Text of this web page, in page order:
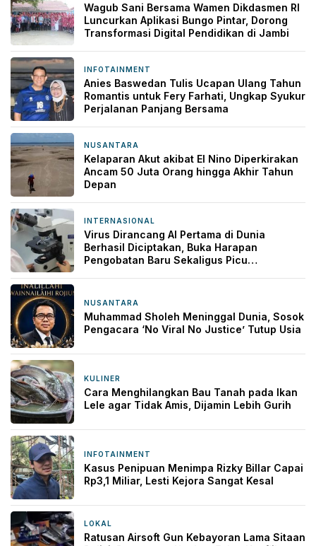
Wagub Sani Bersama Wamen Dikdasmen RI
Luncurkan Aplikasi Bungo Pintar, Dorong
Transformasi Digital Pendidikan di Jambi
INFOTAINMENT
Anies Baswedan Tulis Ucapan Ulang Tahun
Romantis untuk Fery Farhati, Ungkap Syukur
Perjalanan Panjang Bersama
NUSANTARA
Kelaparan Akut akibat El Nino Diperkirakan
Ancam 50 Juta Orang hingga Akhir Tahun
Depan
INTERNASIONAL
Virus Dirancang AI Pertama di Dunia
Berhasil Diciptakan, Buka Harapan
Pengobatan Baru Sekaligus Picu
NUSANTARA
Muhammad Sholeh Meninggal Dunia, Sosok
Pengacara ‘No Viral No Justice’ Tutup Usia
KULINER
Cara Menghilangkan Bau Tanah pada Ikan
Lele agar Tidak Amis, Dijamin Lebih Gurih
INFOTAINMENT
Kasus Penipuan Menimpa Rizky Billar Capai
Rp3,1 Miliar, Lesti Kejora Sangat Kesal
LOKAL
Ratusan Airsoft Gun Kebayoran Lama Sitaan